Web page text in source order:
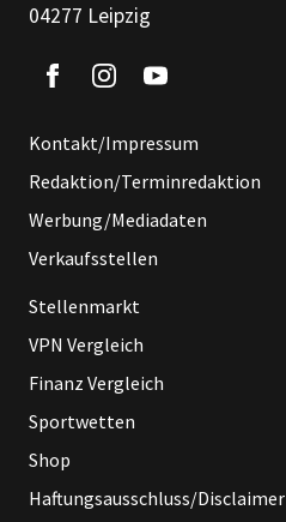
04277 Leipzig
Kontakt/Impressum
Redaktion/Terminredaktion
Werbung/Mediadaten
Verkaufsstellen
Stellenmarkt
VPN Vergleich
Finanz Vergleich
Sportwetten
Shop
Haftungsausschluss/Disclaimer